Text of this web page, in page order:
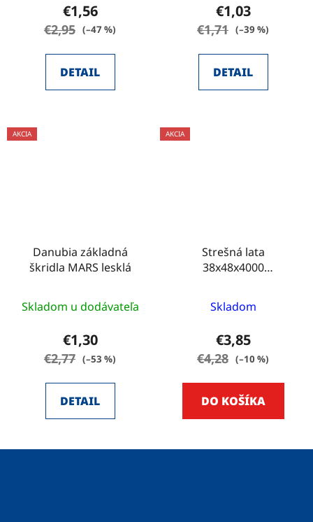
€1,56
€2,95 (–47 %)
DETAIL
€1,03
€1,71 (–39 %)
DETAIL
AKCIA
Danubia základná
škridla MARS lesklá
Skladom u dodávateľa
€1,30
€2,77 (–53 %)
DETAIL
AKCIA
Strešná lata
38x48x4000
Skladom
€3,85
€4,28 (–10 %)
DO KOŠÍKA